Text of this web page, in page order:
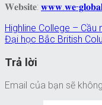
𝐖𝐞𝐛𝐬𝐢𝐭𝐞: 𝐰𝐰𝐰.𝐰𝐞-
Highline College – Cầu
Đại học Bắc British
Trả lời
Email của bạn sẽ